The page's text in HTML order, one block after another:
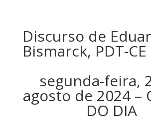
Discurso de
Bismarck, PDT-CE
segunda-feira,
agosto de 2024 –
DO DIA